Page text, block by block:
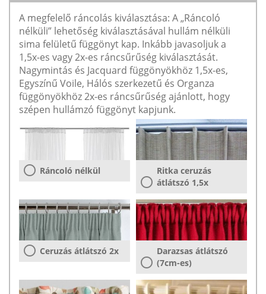
A megfelelő ráncolás kiválasztása: A „Ráncoló
nélküli” lehetőség kiválasztásával hullám nélküli
sima felületű függönyt kap. Inkább javasoljuk a
1,5x-es vagy 2x-es ráncsűrűség kiválasztását.
Nagymintás és Jacquard függönyökhöz 1,5x-es,
Egyszínű Voile, Hálós szerkezetű és Organza
függönyökhöz 2x-es ráncsűrűség ajánlott, hogy
szépen hullámzó függönyt kapjunk.
Ráncoló nélkül
Ritka ceruzás
átlátszó 1,5x
Ceruzás átlátszó 2x
Darazsas átlátszó
(7cm-es)